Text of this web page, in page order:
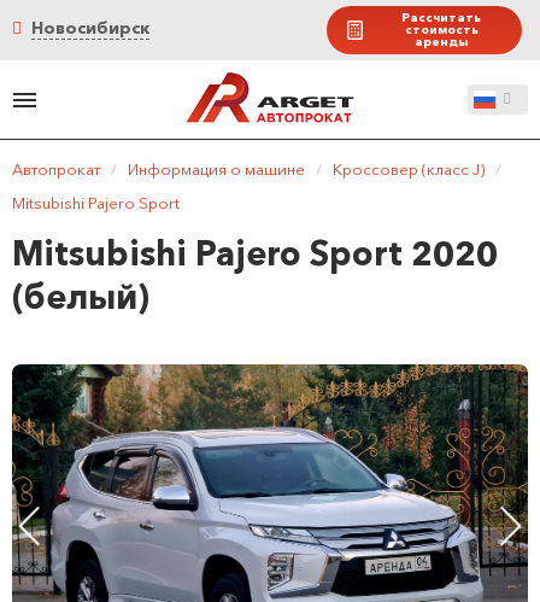
Новосибирск Рассчитать
стоимость
аренды
Автопрокат / Информация о машине / Кроссовер (класс J)
/
Mitsubishi Pajero Sport
Mitsubishi Pajero Sport 2020
(белый)